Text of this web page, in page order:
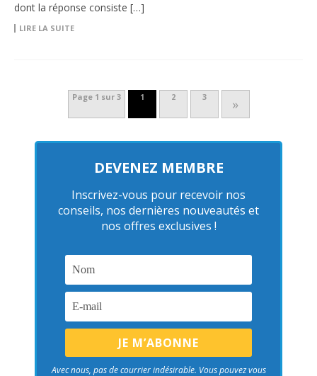
dont la réponse consiste […]
LIRE LA SUITE
Page 1 sur 3 1 2 3 »
DEVENEZ MEMBRE
Inscrivez-vous pour recevoir nos
conseils, nos dernières nouveautés et
nos offres exclusives !
Avec nous, pas de courrier indésirable. Vous pouvez vous